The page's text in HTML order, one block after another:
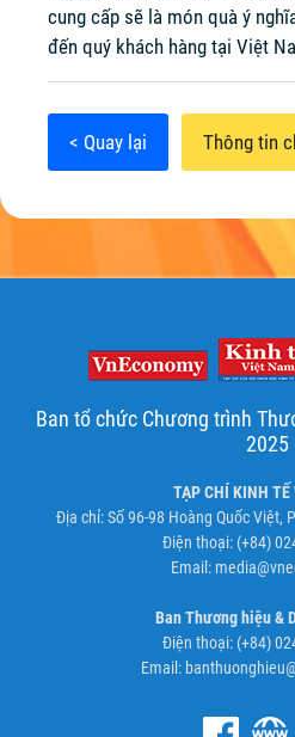
cung cấp sẽ là món quà ý
đến quý khách hàng tại Việt
< Quay lại Thông tin
Ban tổ chức Chương trình
2025
TẠP CHÍ KINH TẾ
Địa chỉ: Số 96-98 Hoàng Quốc Việt,
Điện thoại: (+84)
Email:
Ban Thương hiệu &
Điện thoại: (+84)
Email: